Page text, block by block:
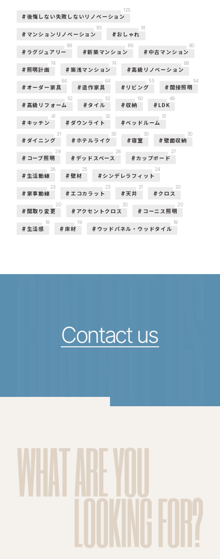
後悔しない失敗しないリノベーション
125
マンションリノベーション
93
おしゃれ
91
ラグジュアリー
89
新築マンション
86
中古マンション
80
照明計画
74
築浅マンション
74
高級リノベーション
68
オーダー家具
64
造作家具
64
リビング
55
間接照明
54
高級リフォーム
52
タイル
52
収納
50
LDK
49
キッチン
41
ダウンライト
32
ベッドルーム
31
ダイニング
31
ホテルライク
30
寝室
30
壁面収納
30
コーブ照明
28
デッドスペース
28
カップボード
27
生活動線
26
壁材
25
シンデレラフィット
24
家事動線
23
エコカラット
23
天井
21
クロス
20
間取り変更
20
アクセントクロス
20
コーニス照明
20
生活感
19
床材
19
ウッドパネル・ウッドタイル
19
CONTACT US
Contact us
WHAT ARE YOU
LOOKING FOR?